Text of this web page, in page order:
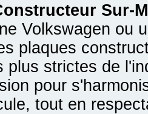
Sur-
Volkswagen ou
plaques
plus strictes de
pour
tout en